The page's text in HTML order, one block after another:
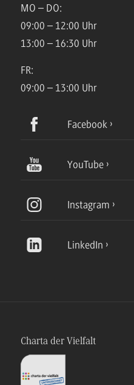
MO – DO:
09:00 – 12:00 Uhr
13:00 – 16:30 Uhr
FR:
09:00 – 13:00 Uhr
Facebook
YouTube
Instagram
LinkedIn
Charta der Vielfalt